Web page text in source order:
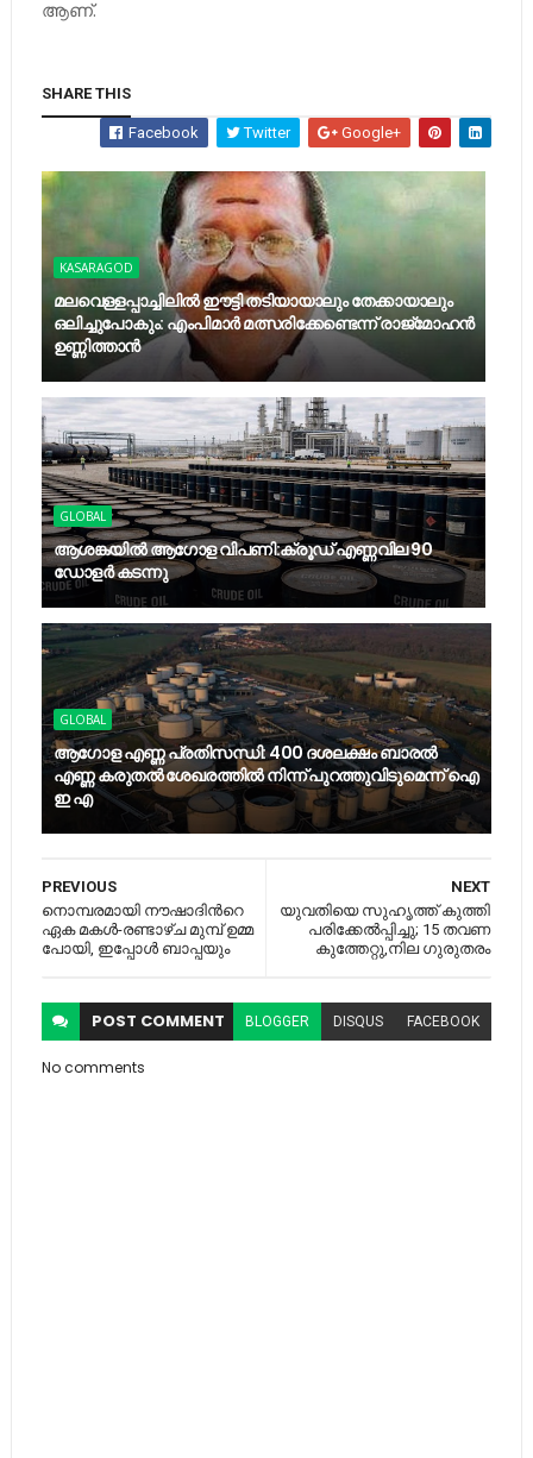
ആണ്.
SHARE THIS
Facebook Twitter Google+
KASARAGOD
മലവെള്ളപ്പാച്ചിലില്‍ ഈട്ടി തടിയായാലും തേക്കായാലും
ഒലിച്ചുപോകും: എംപിമാര്‍ മത്സരിക്കേണ്ടെന്ന് രാജ്‌മോഹന്‍
ഉണ്ണിത്താന്‍
GLOBAL
ആശങ്കയിൽ ആഗോള വിപണി:ക്രൂഡ് എണ്ണവില 90
ഡോളർ കടന്നു
GLOBAL
ആഗോള എണ്ണ പ്രതിസന്ധി: 400 ദശലക്ഷം ബാരൽ
എണ്ണ കരുതൽ ശേഖരത്തിൽ നിന്ന് പുറത്തുവിടുമെന്ന് ഐ
ഇ എ
NEXT
യുവതിയെ സുഹൃത്ത് കുത്തി
പരിക്കേല്‍പ്പിച്ചു; 15 തവണ
കുത്തേറ്റു,നില ഗുരുതരം
PREVIOUS
നൊമ്പരമായി നൗഷാദിന്‍റെ
ഏക മകൾ-രണ്ടാഴ്ച മുമ്പ്​ ഉമ്മ
പോയി, ഇപ്പോള്‍ ബാപ്പയും
POST COMMENT BLOGGER DISQUS FACEBOOK
No comments